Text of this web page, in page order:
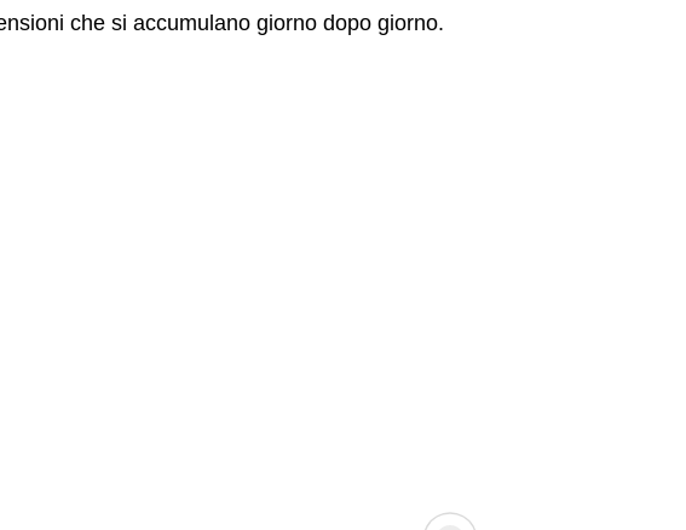
che si accumulano giorno dopo giorno.